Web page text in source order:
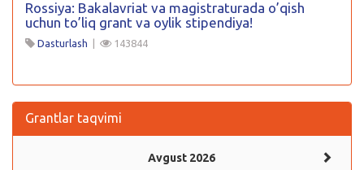
Rossiya: Bakalavriat va magistraturada o’qish
uchun to’liq grant va oylik stipendiya!
Dasturlash | 143844
Grantlar taqvimi
Avgust 2026